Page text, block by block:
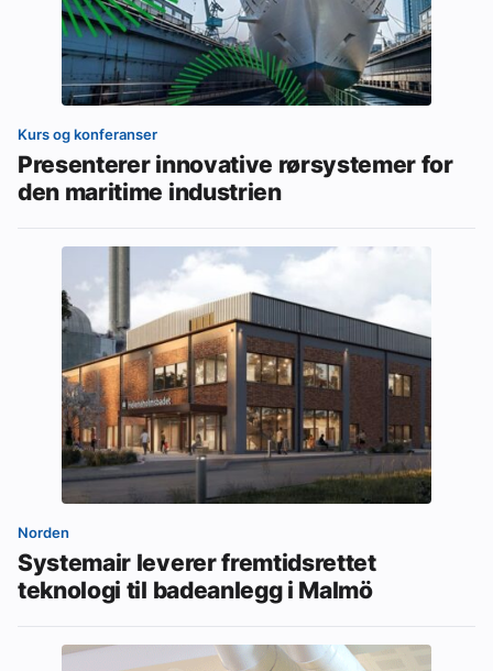
Kurs og konferanser
Presenterer innovative rørsystemer for
den maritime industrien
Norden
Systemair leverer fremtidsrettet
teknologi til badeanlegg i Malmö